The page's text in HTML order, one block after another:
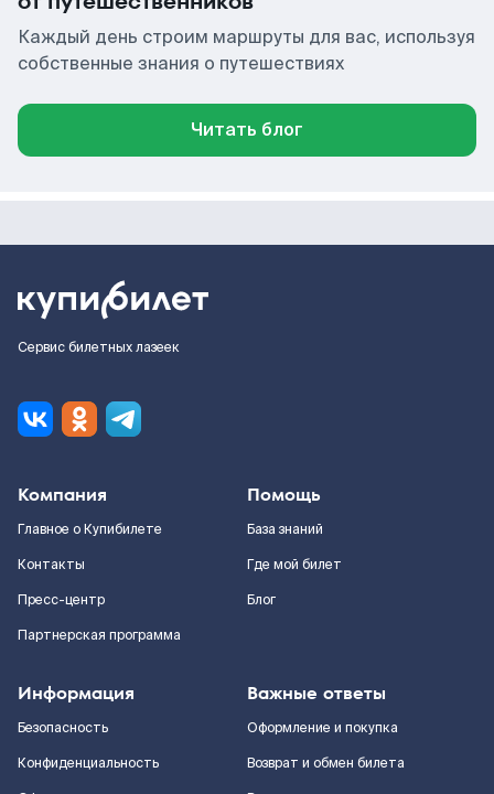
Каждый день строим маршруты для вас, используя
собственные знания о путешествиях
Читать блог
Сервис билетных лазеек
Компания
Главное о Купибилете
Контакты
Пресс-центр
Партнерская программа
Помощь
База знаний
Где мой билет
Блог
Информация
Безопасность
Конфиденциальность
Важные ответы
Оформление и покупка
Возврат и обмен билета